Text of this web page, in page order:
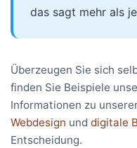
das sagt mehr als
Überzeugen Sie sich
finden Sie Beispiele
Informationen zu
Webdesign und digitale
Entscheidung.